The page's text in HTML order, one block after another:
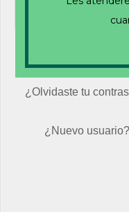
¿Olvidaste tu
¿Nuevo usuario?